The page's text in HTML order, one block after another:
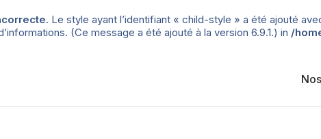
. Le style ayant l’identifiant « child-style » a été ajouté
(Ce message a été ajouté à la version 6.9.1.) in /